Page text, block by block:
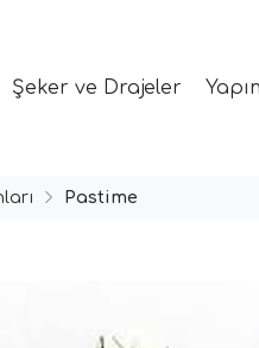
Şeker ve Drajeler
Pastime